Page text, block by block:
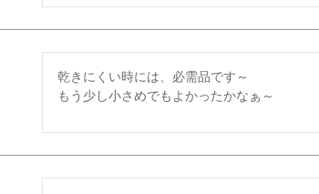
乾きにくい時には、必需品です～
もう少し小さめでもよかったかなぁ～